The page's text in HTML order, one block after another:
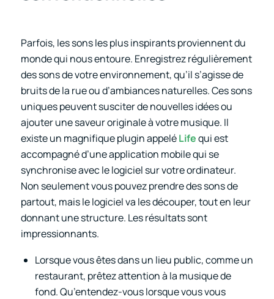
Parfois, les sons les plus inspirants proviennent du
monde qui nous entoure. Enregistrez régulièrement
des sons de votre environnement, qu’il s’agisse de
bruits de la rue ou d’ambiances naturelles. Ces sons
uniques peuvent susciter de nouvelles idées ou
ajouter une saveur originale à votre musique. Il
existe un magnifique plugin appeléLifequi est
accompagné d’une application mobile qui se
synchronise avec le logiciel sur votre ordinateur.
Non seulement vous pouvez prendre des sons de
partout, mais le logiciel va les découper, tout en leur
donnant une structure. Les résultats sont
impressionnants.
Lorsque vous êtes dans un lieu public, comme un
restaurant, prêtez attention à la musique de
fond. Qu’entendez-vous lorsque vous vous